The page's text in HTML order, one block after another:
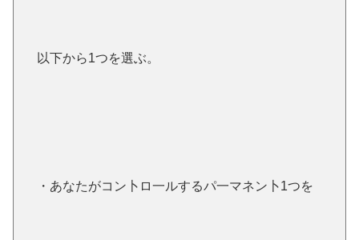
以下から1つを選ぶ。
・あなたがコン卜ロ一ルするパ一マネン卜1つを